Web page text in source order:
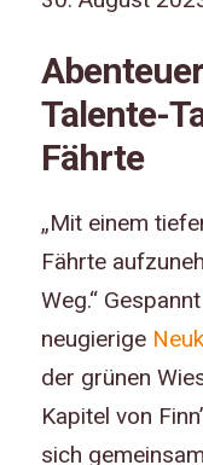
Talente-
Fährte
„Mit einem
Fährte
Weg.“
neugierige
der grünen
Kapitel von
sich